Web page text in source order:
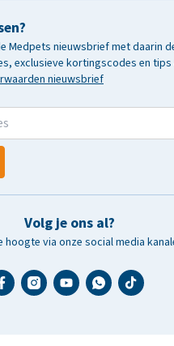
Medpets nieuwsbrief met daarin
exclusieve kortingscodes en tips
nieuwsbrief
Volg je ons al?
hoogte via onze social media